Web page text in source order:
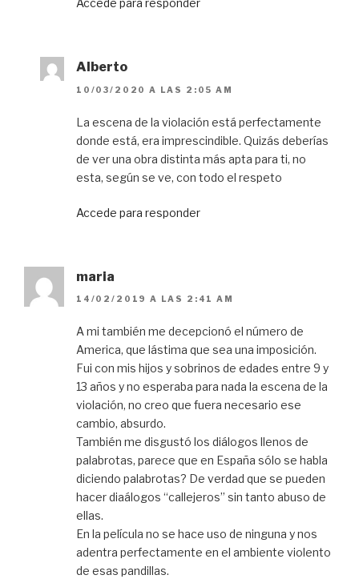
Accede para responder
Alberto
10/03/2020 A LAS 2:05 AM
La escena de la violación está perfectamente
donde está, era imprescindible. Quizás deberías
de ver una obra distinta más apta para ti, no
esta, según se ve, con todo el respeto
Accede para responder
maria
14/02/2019 A LAS 2:41 AM
A mi también me decepcionó el número de
America, que lástima que sea una imposición.
Fui con mis hijos y sobrinos de edades entre 9 y
13 años y no esperaba para nada la escena de la
violación, no creo que fuera necesario ese
cambio, absurdo.
También me disgustó los diálogos llenos de
palabrotas, parece que en España sólo se habla
diciendo palabrotas? De verdad que se pueden
hacer diaálogos “callejeros” sin tanto abuso de
ellas.
En la película no se hace uso de ninguna y nos
adentra perfectamente en el ambiente violento
de esas pandillas.